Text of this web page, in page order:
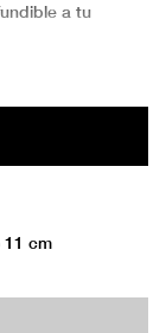
a tu
11 cm